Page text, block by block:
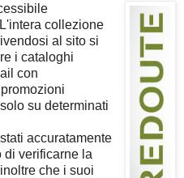
collezione
al sito si
i cataloghi
con
su determinati
accuratamente
di verificarne la
che i suoi